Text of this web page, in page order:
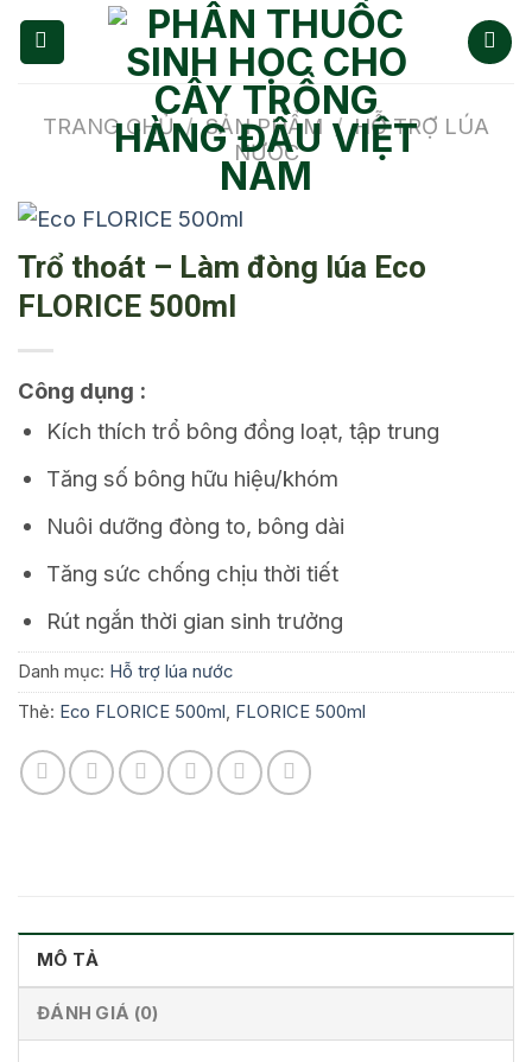
Chuyển
đến
dungTRANG CHỦ / SẢN PHẨM / HỖ TRỢ LÚA
NƯỚC
Trổ thoát – Làm đòng lúa Eco
FLORICE 500ml
Công dụng :
Kích thích trổ bông đồng loạt, tập trung
Tăng số bông hữu hiệu/khóm
Nuôi dưỡng đòng to, bông dài
Tăng sức chống chịu thời tiết
Rút ngắn thời gian sinh trưởng
Danh mục: Hỗ trợ lúa nước
Thẻ: Eco FLORICE 500ml , FLORICE 500ml
MÔ TẢ
ĐÁNH GIÁ (0)